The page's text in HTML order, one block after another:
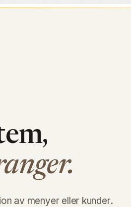
av menyer eller kunder.